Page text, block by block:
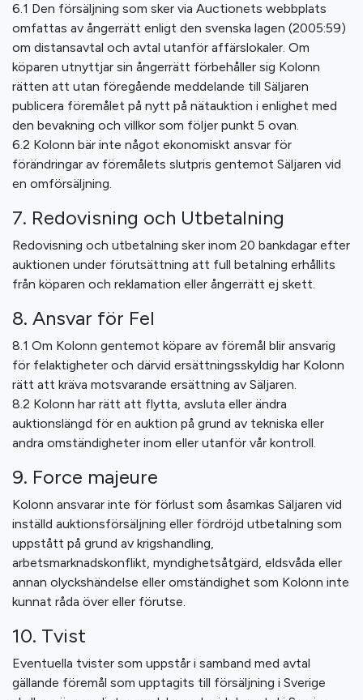
6.1 Den försäljning som sker via Auctionets webbplats
omfattas av ångerrätt enligt den svenska lagen (2005:59)
om distansavtal och avtal utanför affärslokaler. Om
köparen utnyttjar sin ångerrätt förbehåller sig Kolonn
rätten att utan föregående meddelande till Säljaren
publicera föremålet på nytt på nätauktion i enlighet med
den bevakning och villkor som följer punkt 5 ovan.
6.2 Kolonn bär inte något ekonomiskt ansvar för
förändringar av föremålets slutpris gentemot Säljaren vid
en omförsäljning.
7. Redovisning och Utbetalning
Redovisning och utbetalning sker inom 20 bankdagar efter
auktionen under förutsättning att full betalning erhållits
från köparen och reklamation eller ångerrätt ej skett.
8. Ansvar för Fel
8.1 Om Kolonn gentemot köpare av föremål blir ansvarig
för felaktigheter och därvid ersättningsskyldig har Kolonn
rätt att kräva motsvarande ersättning av Säljaren.
8.2 Kolonn har rätt att flytta, avsluta eller ändra
auktionslängd för en auktion på grund av tekniska eller
andra omständigheter inom eller utanför vår kontroll.
9. Force majeure
Kolonn ansvarar inte för förlust som åsamkas Säljaren vid
inställd auktionsförsäljning eller fördröjd utbetalning som
uppstått på grund av krigshandling,
arbetsmarknadskonflikt, myndighetsåtgärd, eldsvåda eller
annan olyckshändelse eller omständighet som Kolonn inte
kunnat råda över eller förutse.
10. Tvist
Eventuella tvister som uppstår i samband med avtal
gällande föremål som upptagits till försäljning i Sverige